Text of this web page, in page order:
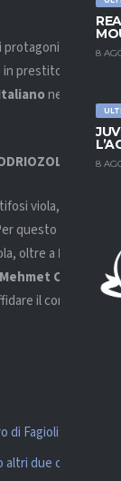
8
8
protagonisti in
prestito dal
nella
PIACE
viola, però,
questo la
oltre a Dalot
,
Mehmet Celik .
il compito di
di Fagioli: il
altri due colpi.